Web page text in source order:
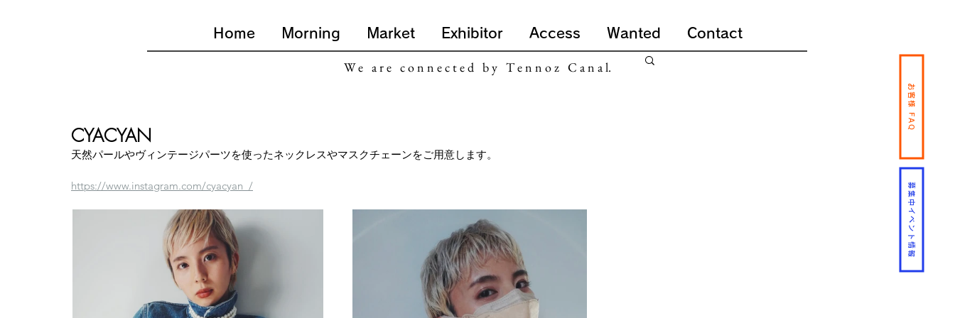
募集中イベント情報
お客様 FAQ
Home Morning Market Exhibitor Access Wanted Contact
CYACYAN
天然パールやヴィンテージパーツを使ったネックレスやマスクチェーンをご用意します。
https://www.instagram.com/cyacyan_/
W e a r e c o n n e c t e d b y T e n n o z C a n a l.